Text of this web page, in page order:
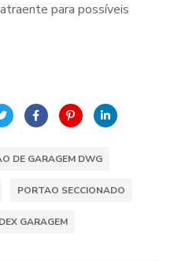
para possíveis
DE GARAGEM DWG
PORTAO SECCIONADO
GARAGEM